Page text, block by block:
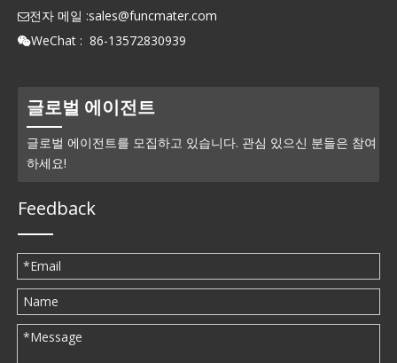
전자 메일 :sales@funcmater.com
WeChat : 86-13572830939
글로벌 에이전트
글로벌 에이전트를 모집하고 있습니다. 관심 있으신 분들은 참여
하세요!
Feedback